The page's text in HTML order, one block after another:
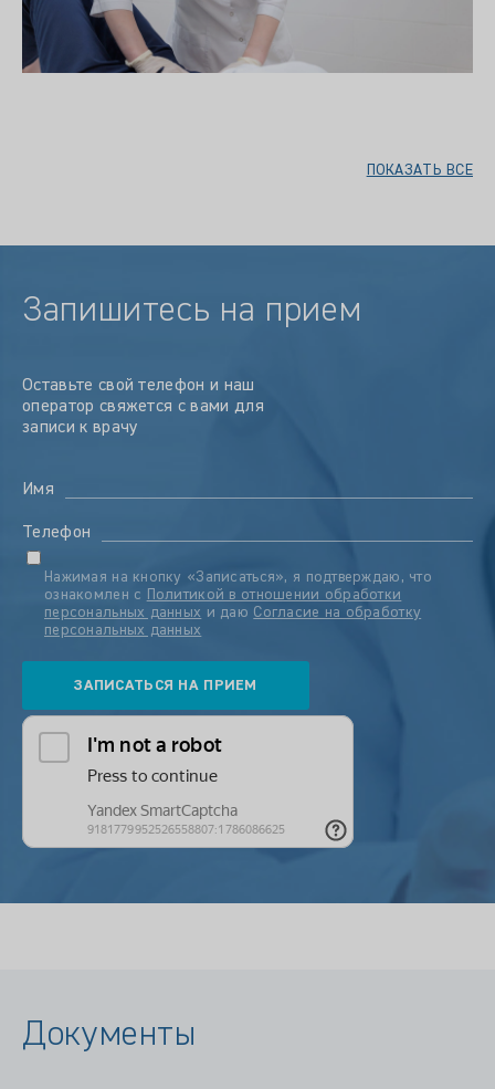
ПОКАЗАТЬ ВСЕ
Запишитесь на прием
Оставьте свой телефон и наш
оператор свяжется с вами для
записи к врачу
Имя
Телефон
Нажимая на кнопку «Записаться», я подтверждаю, что
ознакомлен с
Политикой в отношении обработки
персональных данных и даю Согласие на обработку
персональных данных
Документы